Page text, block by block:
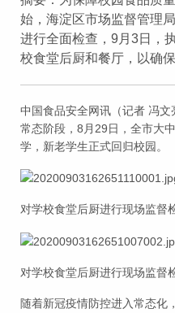
始，海淀区市场监督管理
进行全面检查，9月3日，
校食堂后厨和餐厅，以确
中国食品安全网讯（记者 冯
常态阶段，8月29日，全市大
学，新老学生正式回归校园。
对学校食堂后厨进行现场监督
对学校食堂后厨进行现场监督
随着新冠疫情防控进入常态化